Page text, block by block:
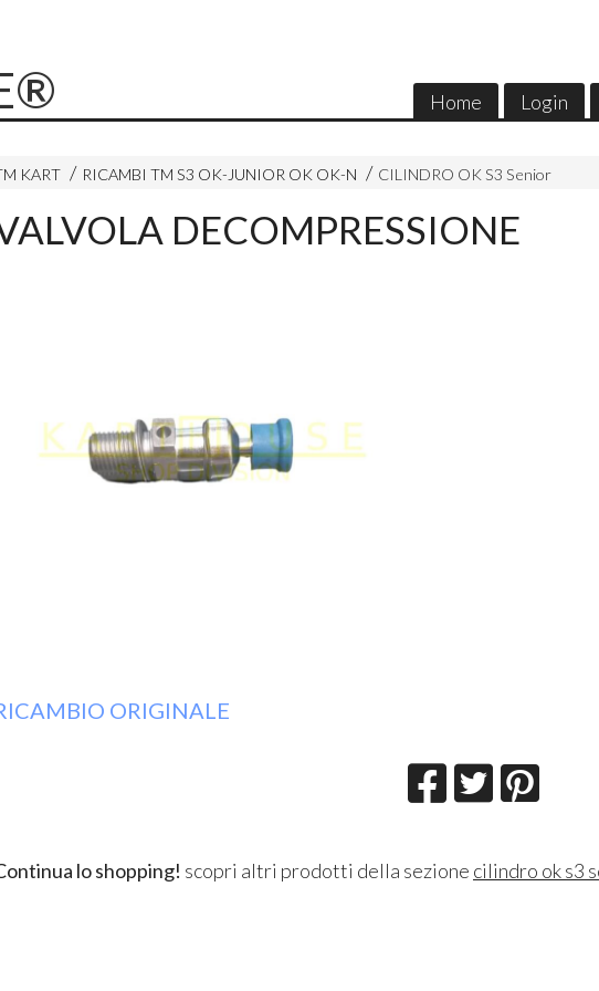
Home Login
KART RICAMBI TM S3 OK-JUNIOR OK OK-N CILINDRO OK S3 Senior
DECOMPRESSIONE
ORIGINALE
lo shopping! scopri altri prodotti della sezione cilindro ok s3